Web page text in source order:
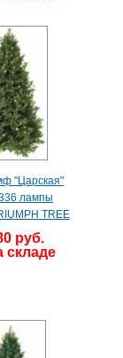
"Царская"
лампы
TREE
руб.
складе